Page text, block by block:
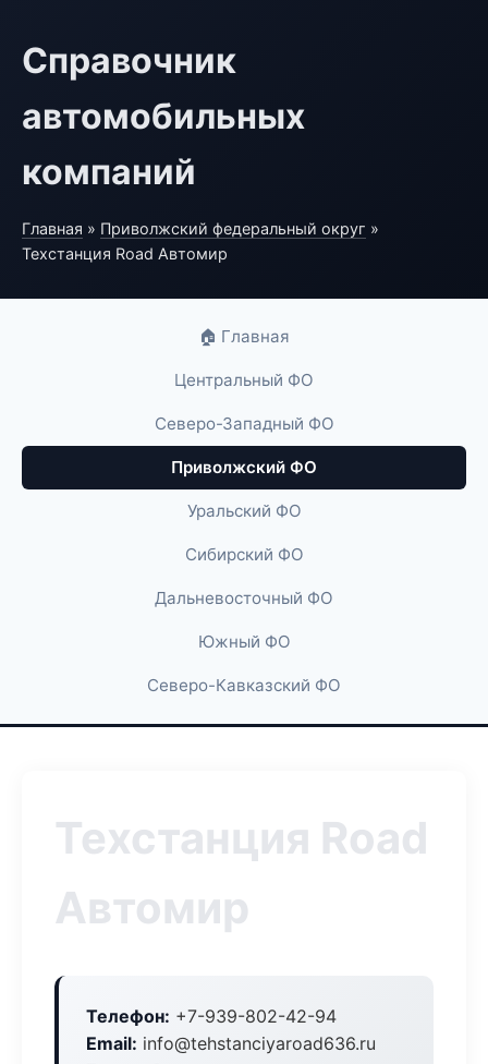
Справочник
автомобильных
компаний
Главная » Приволжский федеральный округ »
Техстанция Road Автомир
🏠 Главная
Центральный ФО
Северо-Западный ФО
Приволжский ФО
Уральский ФО
Сибирский ФО
Дальневосточный ФО
Южный ФО
Северо-Кавказский ФО
Техстанция Road
Автомир
Телефон: +7-939-802-42-94
Email: info@tehstanciyaroad636.ru